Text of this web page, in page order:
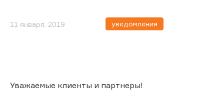
11 января, 2019 уведомления
Уважаемые клиенты и партнеры!